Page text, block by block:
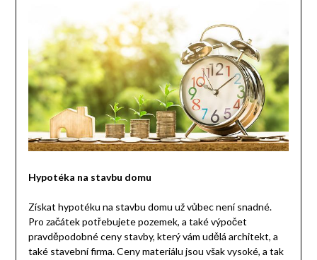
Hypotéka na stavbu domu
Získat hypotéku na stavbu domu už vůbec není snadné.
Pro začátek potřebujete pozemek, a také výpočet
pravděpodobné ceny stavby, který vám udělá architekt, a
také stavební firma. Ceny materiálu jsou však vysoké, a tak